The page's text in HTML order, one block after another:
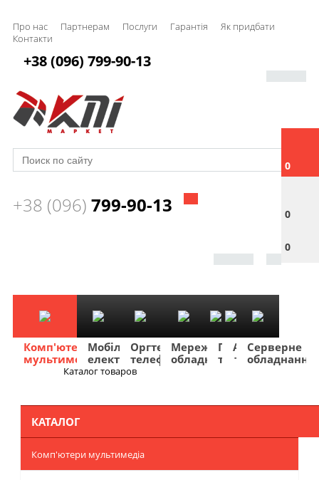
Про нас Партнерам Послуги Гарантія
Як придбати
Контакти
0
0
0
+38 (096) 799-90-13
+38 (096) 799-90-13
Комп'ютери
мультимедіа
Мобільна
електроніка
Оргтехніка
телефонія
Мережеве
обладнання
Побутова
техніка
TV
та
Фото
та
Авто
та
Серверне
обладнання
Каталог товаров
КАТАЛОГ
Комп'ютери мультимедіа